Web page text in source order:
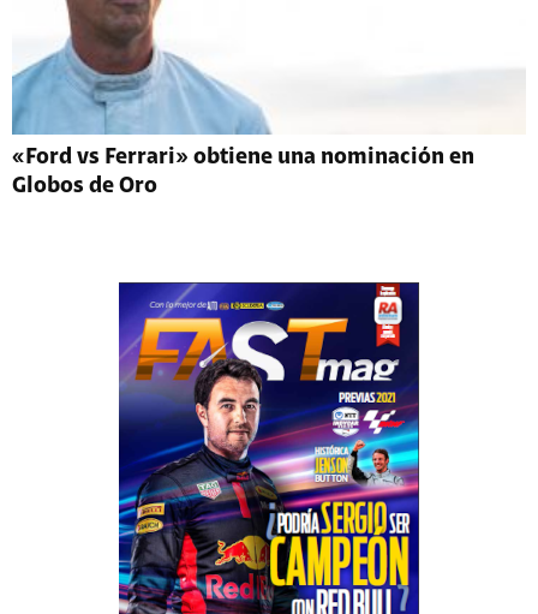
«Ford vs Ferrari» obtiene una nominación en
Globos de Oro